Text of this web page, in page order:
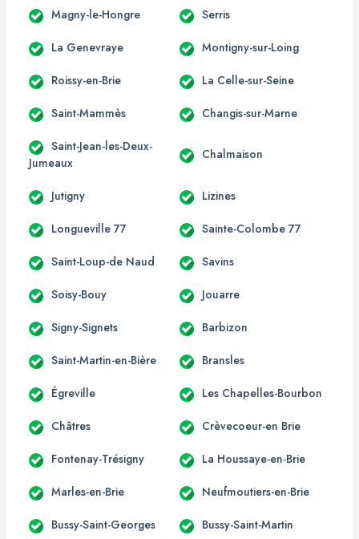
Magny-le-Hongre Serris
La Genevraye Montigny-sur-Loing
Roissy-en-Brie La Celle-sur-Seine
Saint-Mammès Changis-sur-Marne
Saint-Jean-les-Deux-
Jumeaux
Chalmaison
Jutigny Lizines
Longueville 77 Sainte-Colombe 77
Saint-Loup-de Naud Savins
Soisy-Bouy Jouarre
Signy-Signets Barbizon
Saint-Martin-en-Bière Bransles
Égreville Les Chapelles-Bourbon
Châtres Crèvecoeur-en Brie
Fontenay-Trésigny La Houssaye-en-Brie
Marles-en-Brie Neufmoutiers-en-Brie
Bussy-Saint-Georges Bussy-Saint-Martin